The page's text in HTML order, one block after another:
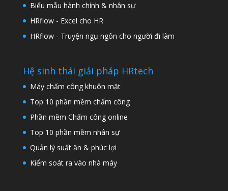
Biểu mẫu hành chính & nhân sự
HRflow - Excel cho HR
HRflow - Truyện ngụ ngôn cho người đi làm
Hệ sinh thái giải pháp HRtech
Máy chấm công khuôn mặt
Top 10 phần mềm chấm công
Phần mềm Chấm công online
Top 10 phần mềm nhân sự
Quản lý suất ăn & phúc lợi
Kiểm soát ra vào nhà máy